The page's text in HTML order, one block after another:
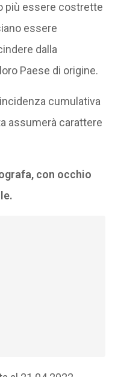
più essere costrette
essere
dalla
Paese di origine.
cumulativa
assumerà carattere
con occhio